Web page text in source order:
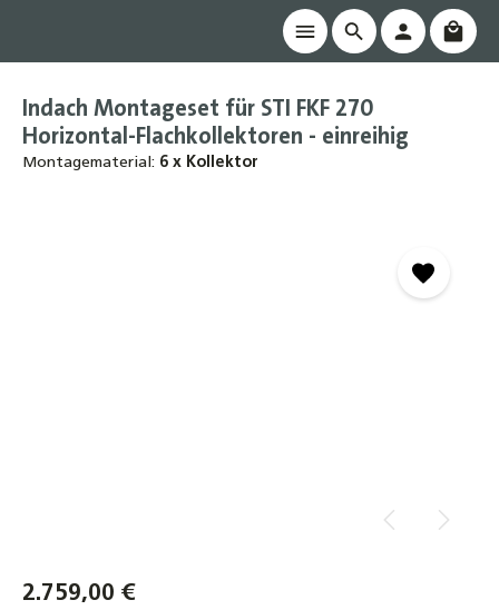
Indach Montageset für STI FKF 270
Horizontal-Flachkollektoren - einreihig
Montagematerial: 6 x Kollektor
2.759,00 €